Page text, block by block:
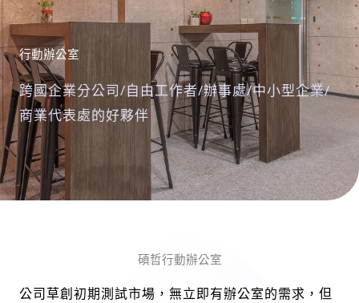
行動辦公室
跨國企業分公司/自由工作者/辦事處/中小型企業/
商業代表處的好夥伴
碩哲行動辦公室
公司草創初期測試市場，無立即有辦公室的需求，但